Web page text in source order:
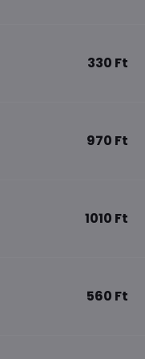
330 Ft
970 Ft
1010 Ft
560 Ft